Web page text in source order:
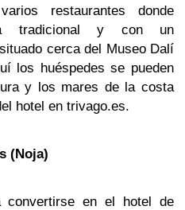
restaurantes donde
tradicional y con un
cerca del Museo Dalí
los huéspedes se pueden
y los mares de la costa
hotel en trivago.es.
(Noja)
en el hotel de